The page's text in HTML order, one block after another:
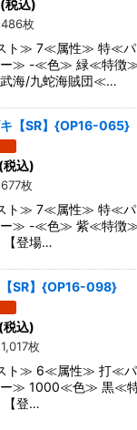
(税込)
枚
ト≫ 7≪属性≫ 特≪
ー≫ -≪色≫ 緑≪特徴≫
海/九蛇海賊団≪…
【SR】{OP16-065}
(税込)
枚
ト≫ 7≪属性≫ 特≪
ー≫ -≪色≫ 紫≪特徴
登場…
SR】{OP16-098}
(税込)
枚
ト≫ 6≪属性≫ 打≪
ー≫ 1000≪色≫ 黒≪
【登…